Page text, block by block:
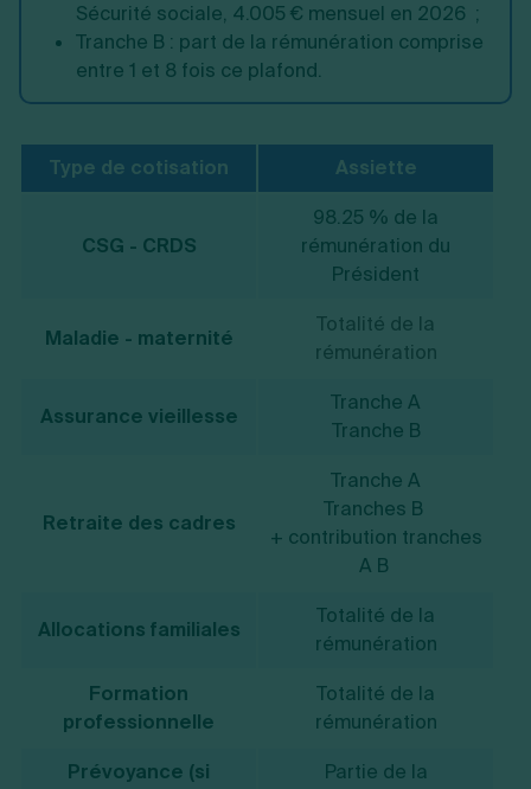
Sécurité sociale, 4.005 € mensuel en 2026 ;
Tranche B : part de la rémunération comprise
entre 1 et 8 fois ce plafond.
Type de cotisation Assiette
CSG - CRDS
98.25 % de la
rémunération du
Président
Maladie - maternité
Totalité de la
rémunération
Assurance vieillesse
Tranche A
Tranche B
Retraite des cadres
Tranche A
Tranches B
+ contribution tranches
A B
Allocations familiales
Totalité de la
rémunération
Formation
professionnelle
Totalité de la
rémunération
Prévoyance (si
Partie de la